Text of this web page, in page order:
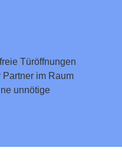
Türöffnungen
im Raum
unnötige